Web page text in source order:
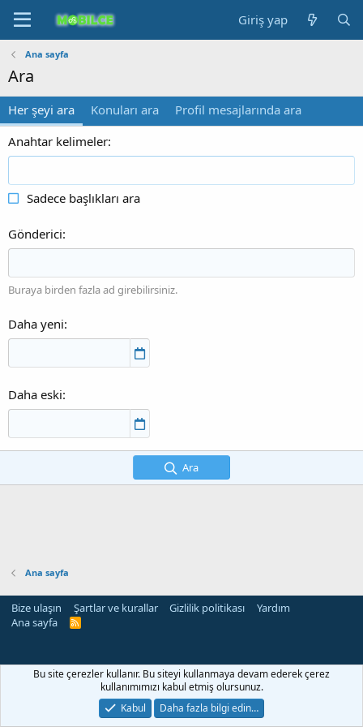
Giriş yap
Ana sayfa
Ara
Her şeyi ara Konuları ara
Profil mesajlarında ara
Anahtar kelimeler
Sadece başlıkları ara
Gönderici
Buraya birden fazla ad girebilirsiniz.
Daha yeni
Daha eski
Ara
Ana sayfa
Bize ulaşın Şartlar ve kurallar Gizlilik politikası
Yardım
Ana sayfa
R
Bu site çerezler kullanır. Bu siteyi kullanmaya devam ederek çerez
kullanımımızı kabul etmiş olursunuz.
Kabul
Daha fazla bilgi edin…